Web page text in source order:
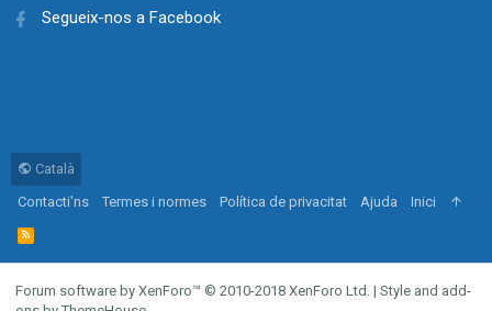
Segueix-nos a Facebook
Català
Contacti'ns
Termes i normes Política de privacitat Ajuda Inici
R
S
S
Forum software by XenForo™ © 2010-2018 XenForo Ltd. | Style and add-